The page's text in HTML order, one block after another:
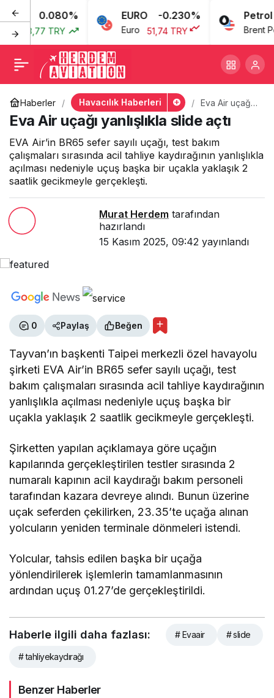
0.080%
43,77 TRY
EURO -0.230%
Euro 51,74 TRY
Petrol
Brent
Haberler Havacılık Haberleri
Eva Air uçağı
slide açtı
Eva Air uçağı yanlışlıkla slide açtı
EVA Air’in BR65 sefer sayılı uçağı, test bakım
çalışmaları sırasında acil tahliye kaydırağının yanlışlıkla
açılması nedeniyle uçuş başka bir uçakla yaklaşık 2
saatlik gecikmeyle gerçekleşti.
Murat Herdem tarafından
hazırlandı
15 Kasım 2025, 09:42 yayınlandı
0 Paylaş Beğen
Tayvan’ın başkenti Taipei merkezli özel havayolu
şirketi EVA Air’in BR65 sefer sayılı uçağı, test
bakım çalışmaları sırasında acil tahliye kaydırağının
yanlışlıkla açılması nedeniyle uçuş başka bir
uçakla yaklaşık 2 saatlik gecikmeyle gerçekleşti.
Şirketten yapılan açıklamaya göre uçağın
kapılarında gerçekleştirilen testler sırasında 2
numaralı kapının acil kaydırağı bakım personeli
tarafından kazara devreye alındı. Bunun üzerine
uçak seferden çekilirken, 23.35’te uçağa alınan
yolcuların yeniden terminale dönmeleri istendi.
Yolcular, tahsis edilen başka bir uçağa
yönlendirilerek işlemlerin tamamlanmasının
ardından uçuş 01.27’de gerçekleştirildi.
Eva Air uçağı yanlışlıkla +
Haberle ilgili daha fazlası: # Evaair # slide
# tahliyekaydırağı
Benzer Haberler